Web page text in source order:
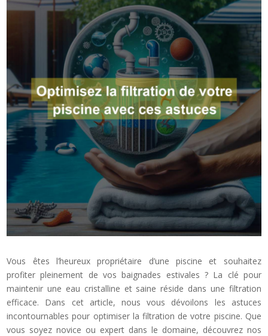
Vous êtes l’heureux propriétaire d’une piscine et souhaitez
profiter pleinement de vos baignades estivales ? La clé pour
maintenir une eau cristalline et saine réside dans une filtration
efficace. Dans cet article, nous vous dévoilons les astuces
incontournables pour optimiser la filtration de votre piscine. Que
vous soyez novice ou expert dans le domaine, découvrez nos